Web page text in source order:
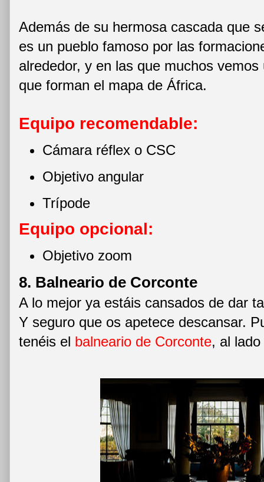
Además de su hermosa cascada que
es un pueblo famoso por las
alrededor, y en las que muchos
que forman el mapa de África.
Equipo recomendable:
Cámara réflex o CSC
Objetivo angular
Trípode
Equipo opcional:
Objetivo zoom
8. Balneario de Corconte
A lo mejor ya estáis cansados de dar
Y seguro que os apetece descansar.
tenéis el balneario de Corconte, al